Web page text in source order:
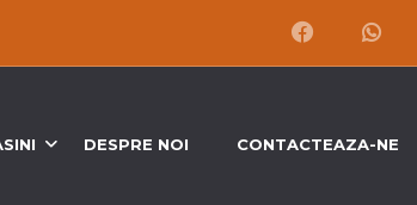
DESPRE NOI CONTACTEAZA-NE